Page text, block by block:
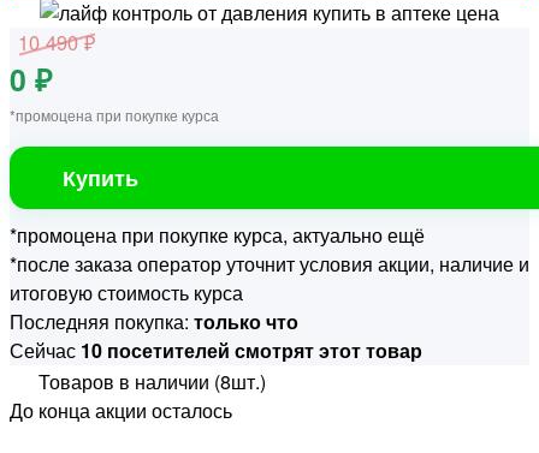
10 490 ₽
0 ₽
*промоцена при покупке курса
Купить
*промоцена при покупке курса, актуально ещё
*после заказа оператор уточнит условия акции, наличие и
итоговую стоимость курса
Последняя покупка: только что
Сейчас 10 посетителей смотрят этот товар
Товаров в наличии (8шт.)
До конца акции осталось